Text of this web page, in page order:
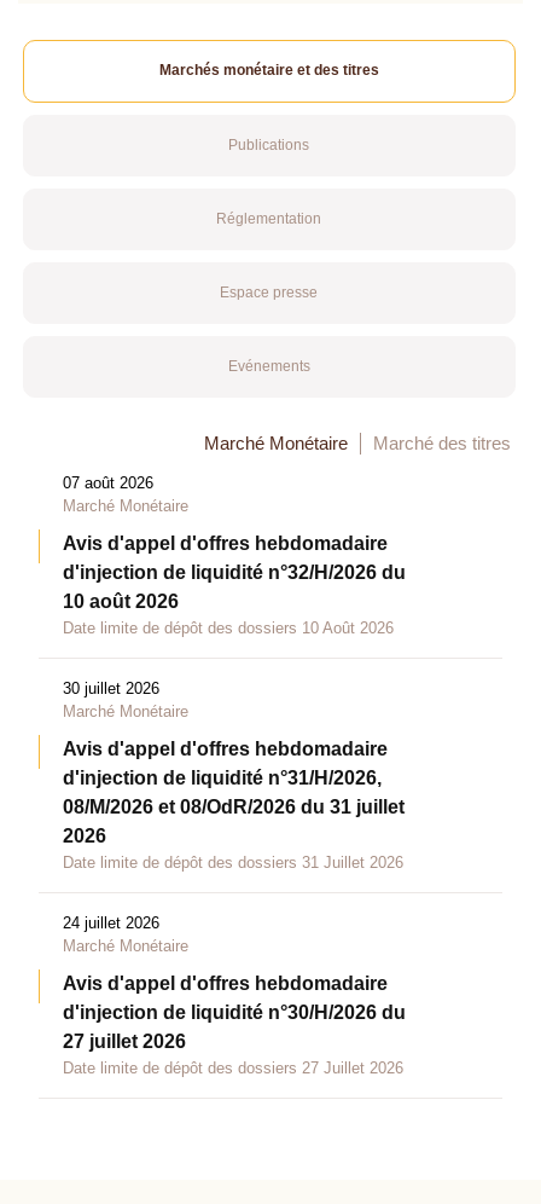
Marchés monétaire et des titres
Publications
Réglementation
Espace presse
Evénements
Marché Monétaire Marché des titres
07 août 2026
Marché Monétaire
Avis d'appel d'offres hebdomadaire
d'injection de liquidité n°32/H/2026 du
10 août 2026
Date limite de dépôt des dossiers 10 Août 2026
30 juillet 2026
Marché Monétaire
Avis d'appel d'offres hebdomadaire
d'injection de liquidité n°31/H/2026,
08/M/2026 et 08/OdR/2026 du 31 juillet
2026
Date limite de dépôt des dossiers 31 Juillet 2026
24 juillet 2026
Marché Monétaire
Avis d'appel d'offres hebdomadaire
d'injection de liquidité n°30/H/2026 du
27 juillet 2026
Date limite de dépôt des dossiers 27 Juillet 2026